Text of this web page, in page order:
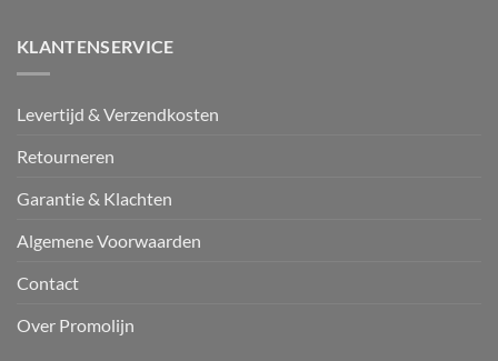
KLANTENSERVICE
Levertijd & Verzendkosten
Retourneren
Garantie & Klachten
Algemene Voorwaarden
Contact
Over Promolijn